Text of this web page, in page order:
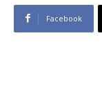
Facebook